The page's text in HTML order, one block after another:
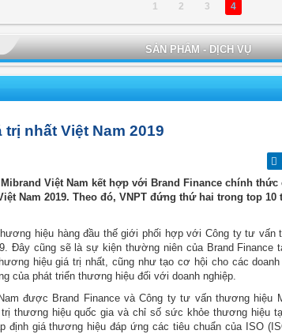
1 2 3 4
SẢN PHẨM - DỊCH VỤ
nhất Việt Nam 2019
Việt Nam kết hợp với Brand Finance chính thức
Nam 2019. Theo đó, VNPT đứng thứ hai trong top 10
hiệu hàng đầu thế giới phối hợp với Công ty tư vấn
Đây cũng sẽ là sự kiện thường niên của Brand Finance
hiệu giá trị nhất, cũng như tạo cơ hội cho các
của phát triển thương hiệu đối với doanh nghiệp.
được Brand Finance và Công ty tư vấn thương hiệu
thương hiệu quốc gia và chỉ số sức khỏe thương hiệu
định giá thương hiệu đáp ứng các tiêu chuẩn của ISO